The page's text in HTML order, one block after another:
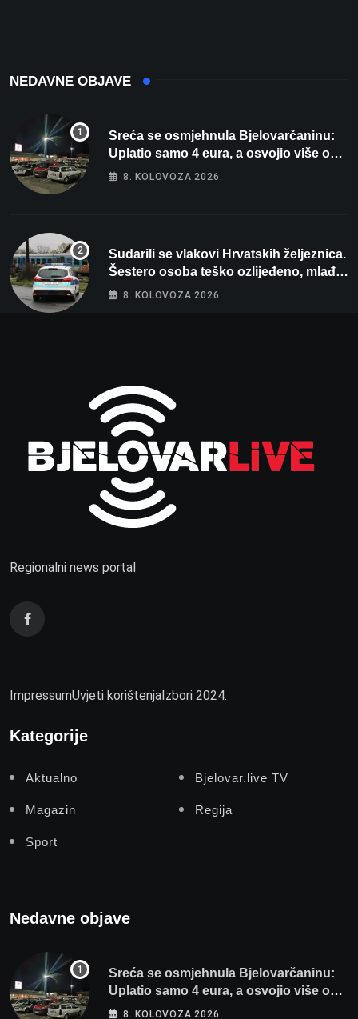
NEDAVNE OBJAVE
Sreća se osmjehnula Bjelovarčaninu:
Uplatio samo 4 eura, a osvojio više od
80 tisuća eura
8. KOLOVOZA 2026.
Sudarili se vlakovi Hrvatskih željeznica.
Šestero osoba teško ozlijeđeno, mlađa
žena na intenzivnoj
8. KOLOVOZA 2026.
Regionalni news portal
ImpressumUvjeti korištenjaIzbori 2024.
Kategorije
Aktualno Bjelovar.live TV
Magazin Regija
Sport
Nedavne objave
Sreća se osmjehnula Bjelovarčaninu:
Uplatio samo 4 eura, a osvojio više od
80 tisuća eura
8. KOLOVOZA 2026.